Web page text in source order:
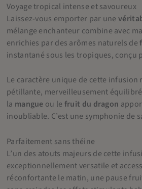
Voyage tropical intense et savoureux
Laissez-vous emporter par une
mélange enchanteur combine avec
enrichies par des arômes naturels de
instantané sous les tropiques, conçu
Le caractère unique de cette infusion
pétillante, merveilleusement
la mangue ou le fruit du dragon
inoubliable. C’est une symphonie de
Parfaitement sans théine
L’un des atouts majeurs de cette
exceptionnellement versatile et
réconfortante le matin, une pause